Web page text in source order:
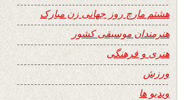
هشتم مارچ روز جهانی زن مبارک
هنرمندان موسیقی کشور
هنری و فرهنگی
ورزش
ویدیو ها